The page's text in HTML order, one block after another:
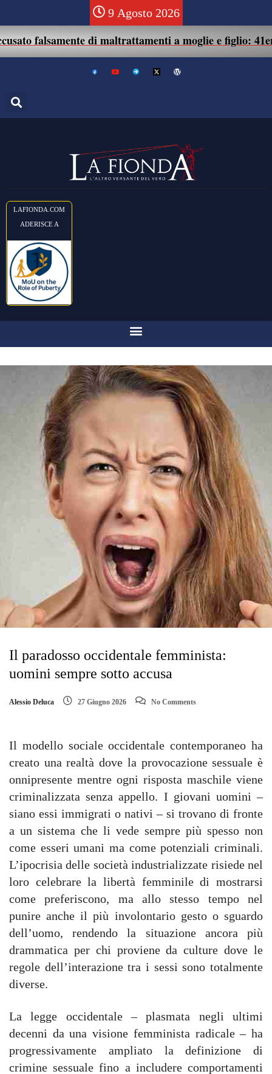
9 Agosto 2026
falsamente di maltrattamenti a moglie e figlio: 41enne
LAFIONDA.COM
ADERISCE A
Il paradosso occidentale femminista:
uomini sempre sotto accusa
Alessio Deluca 27 Giugno 2026 No Comments
Il modello sociale occidentale contemporaneo ha
creato una realtà dove la provocazione sessuale è
onnipresente mentre ogni risposta maschile viene
criminalizzata senza appello. I giovani uomini –
siano essi immigrati o nativi – si trovano di fronte
a un sistema che li vede sempre più spesso non
come esseri umani ma come potenziali criminali.
L’ipocrisia delle società industrializzate risiede nel
loro celebrare la libertà femminile di mostrarsi
come preferiscono, ma allo stesso tempo nel
punire anche il più involontario gesto o sguardo
dell’uomo, rendendo la situazione ancora più
drammatica per chi proviene da culture dove le
regole dell’interazione tra i sessi sono totalmente
diverse.
La legge occidentale – plasmata negli ultimi
decenni da una visione femminista radicale – ha
progressivamente ampliato la definizione di
crimine sessuale fino a includere comportamenti